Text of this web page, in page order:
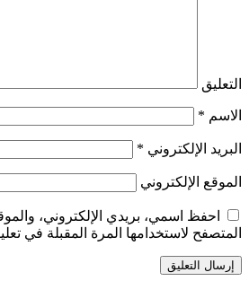
التعليق
الاسم *
البريد الإلكتروني *
الموقع الإلكتروني
احفظ اسمي، بريدي الإلكتروني،
المتصفح لاستخدامها المرة المقبلة في